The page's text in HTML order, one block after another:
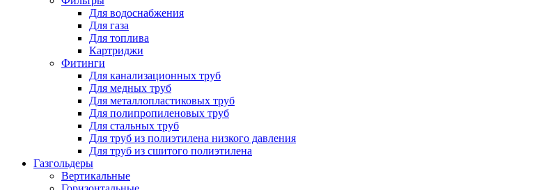
Для водоснабжения
Для газа
Для топлива
Картриджи
Фитинги
Для канализационных труб
Для медных труб
Для металлопластиковых труб
Для полипропиленовых труб
Для стальных труб
Для труб из полиэтилена низкого давления
Для труб из сшитого полиэтилена
Газгольдеры
Вертикальные